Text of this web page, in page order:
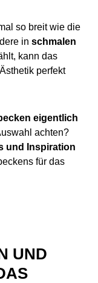
so breit wie die
in schmalen
kann das
perfekt
eigentlich
achten?
und Inspiration
für das
UND